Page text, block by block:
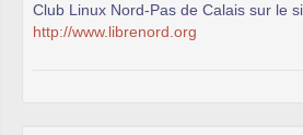
Club Linux Nord-Pas de Calais sur le
http://www.librenord.org